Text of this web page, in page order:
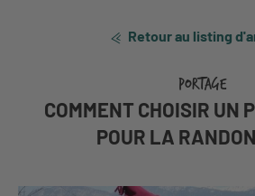
Retour au listing
PORTAGE
COMMENT CHOISIR UN
POUR LA